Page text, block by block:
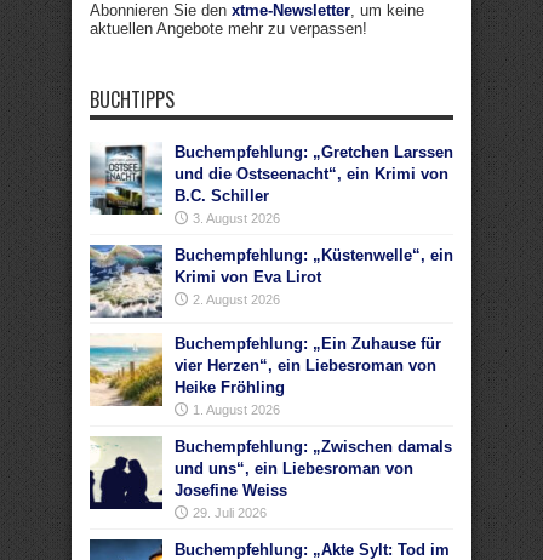
Abonnieren Sie den xtme-Newsletter, um keine
aktuellen Angebote mehr zu verpassen!
BUCHTIPPS
Buchempfehlung: „Gretchen Larssen
und die Ostseenacht“, ein Krimi von
B.C. Schiller
3. August 2026
Buchempfehlung: „Küstenwelle“, ein
Krimi von Eva Lirot
2. August 2026
Buchempfehlung: „Ein Zuhause für
vier Herzen“, ein Liebesroman von
Heike Fröhling
1. August 2026
Buchempfehlung: „Zwischen damals
und uns“, ein Liebesroman von
Josefine Weiss
29. Juli 2026
Buchempfehlung: „Akte Sylt: Tod im